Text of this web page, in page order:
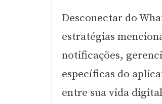
Desconectar do
estratégias
notificações,
específicas do
entre sua vida